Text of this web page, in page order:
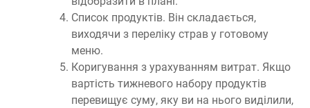
Список продуктів. Він складається,
виходячи з переліку страв у готовому
меню.
Коригування з урахуванням витрат. Якщо
вартість тижневого набору продуктів
перевищує суму, яку ви на нього виділили,